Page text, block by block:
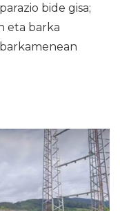
bide gisa;
eta barka